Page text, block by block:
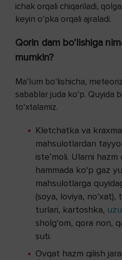
ichak orqali chiqariladi,
keyin o‘pka orqali ajraladi.
Qorin dam bo‘lishiga
mumkin?
Ma’lum bo‘lishicha,
sabablar juda ko‘p. Quyida
to‘xtalamiz.
Kletchatka va
mahsulotlardan
iste’moli. Ularni hazm
hammada ko‘p gaz
mahsulotlarga
(soya, loviya,
turlari, kartoshka,
sholg‘om, qora non,
suti.
Ovqat hazm qilish